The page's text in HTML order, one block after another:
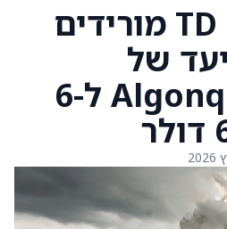
TD Securities מורידים
של
Algonquin Power ל-6